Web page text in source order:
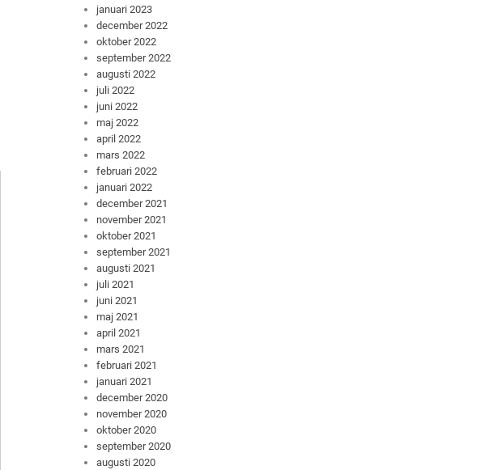
januari 2023
december 2022
oktober 2022
september 2022
augusti 2022
juli 2022
juni 2022
maj 2022
april 2022
mars 2022
februari 2022
januari 2022
december 2021
november 2021
oktober 2021
september 2021
augusti 2021
juli 2021
juni 2021
maj 2021
april 2021
mars 2021
februari 2021
januari 2021
december 2020
november 2020
oktober 2020
september 2020
augusti 2020